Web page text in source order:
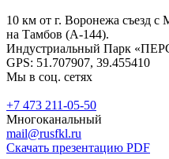
10 км от г. Воронежа съезд с
на Тамбов (А-144).
Индустриальный Парк
GPS: 51.707907, 39.455410
Мы в соц. сетях
+7 473 211-05-50
Многоканальный
mail@rusfkl.ru
Скачать презентацию PDF